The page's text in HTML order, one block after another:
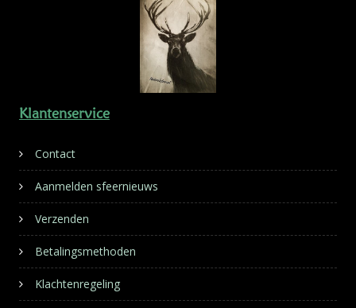
Klantenservice
Contact
Aanmelden sfeernieuws
Verzenden
Betalingsmethoden
Klachtenregeling